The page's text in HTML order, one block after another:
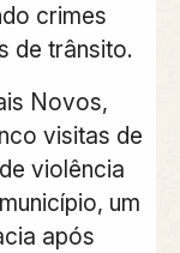
crimes
de trânsito.
Novos,
visitas de
violência
um
após